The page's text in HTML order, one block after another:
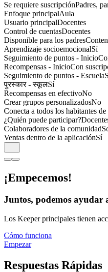
Se requiere suscripciónPadres,
Enfoque principalAula
Usuario principalDocentes
Control de cuentasDocentes
Disponible para los padres
Aprendizaje socioemocionalSí
Seguimiento de puntos - Inicio
Recompensas - InicioCon
Seguimiento de puntos - Escuela
पुरस्कार - स्कूलSí
Recompensas en efectivoNo
Crear grupos personalizadosNo
Conecta a todos los habitantes
¿Quién puede participar?
Colaboradores de la comunidad
Ventas dentro de la aplicaciónSí
¡Empecemos!
Juntos, podemos ayudar
Los Keeper principales tienen
Cómo funciona
Empezar
Respuestas Rápidas